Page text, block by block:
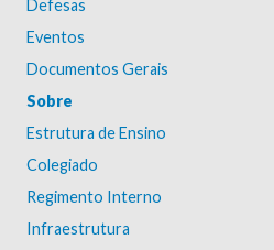
Defesas
Eventos
Documentos Gerais
Sobre
Estrutura de Ensino
Colegiado
Regimento Interno
Infraestrutura